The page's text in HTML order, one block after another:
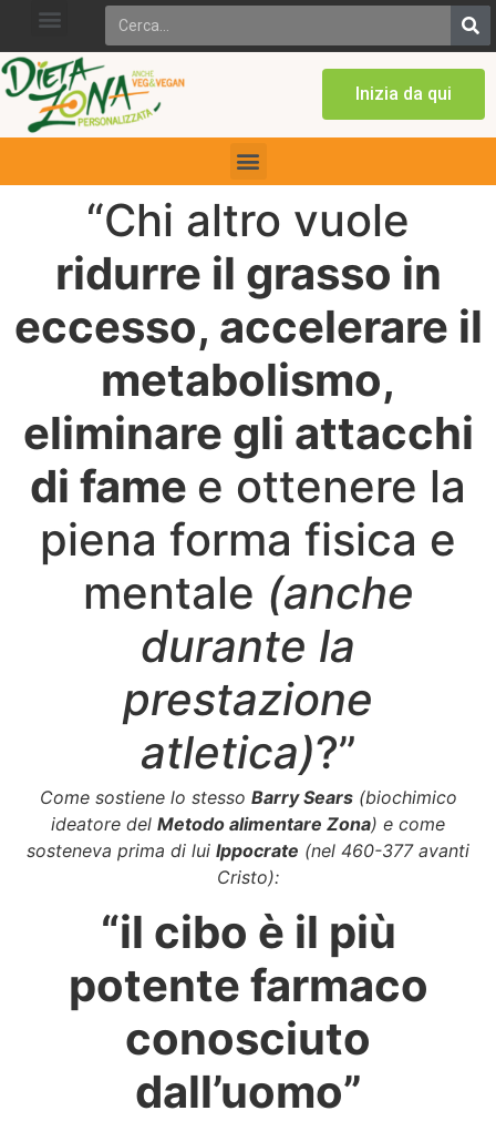
Inizia da qui
“Chi altro vuole
ridurre il grasso in
eccesso, accelerare il
metabolismo,
eliminare gli attacchi
di fame e ottenere la
piena forma fisica e
mentale (anche
durante la
prestazione
atletica)?”
Come sostiene lo stesso Barry Sears(biochimico
ideatore del Metodo alimentare Zona) e come
sosteneva prima di lui Ippocrate (nel 460-377 avanti
Cristo):
“il cibo è il più
potente farmaco
conosciuto
dall’uomo”